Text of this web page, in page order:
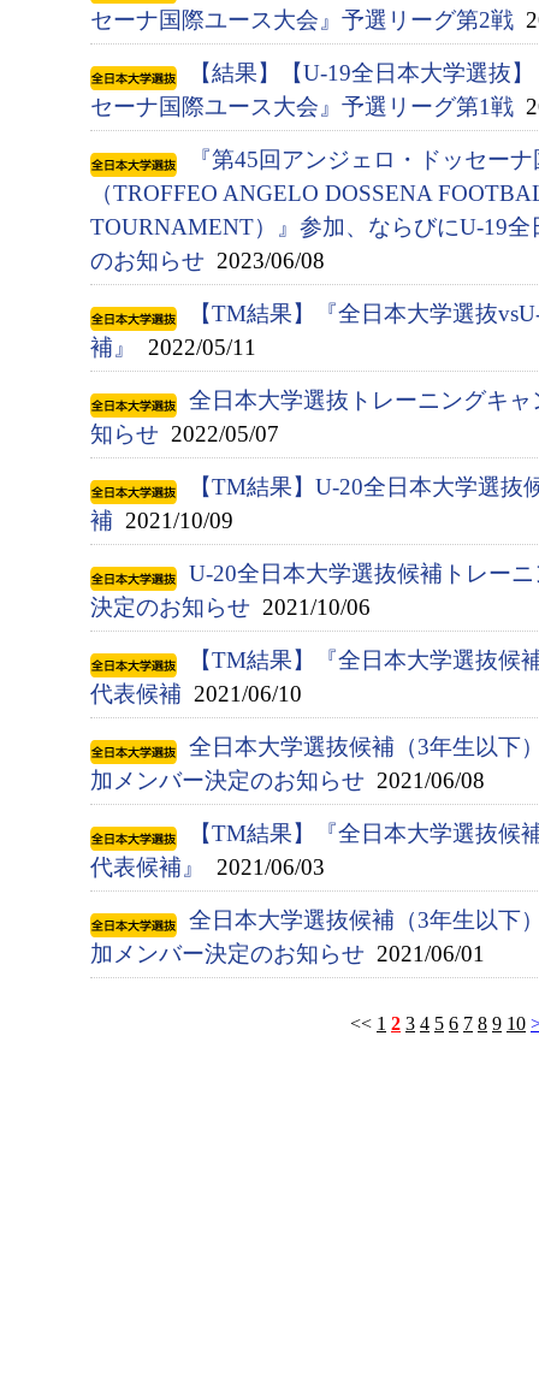
セーナ国際ユース大会』予選リーグ第2戦
【結果】【U-19全日本大学選抜
セーナ国際ユース大会』予選リーグ第1戦
『第45回アンジェロ・ドッセー
（TROFFEO ANGELO DOSSENA
TOURNAMENT）』参加、ならびにU-19
のお知らせ 2023/06/08
【TM結果】『全日本大学選抜
補』
2022/05/11
全日本大学選抜トレーニングキ
知らせ 2022/05/07
【TM結果】U-20全日本大学選抜
補 2021/10/09
U-20全日本大学選抜候補トレー
決定のお知らせ 2021/10/06
【TM結果】『全日本大学選抜候
代表候補 2021/06/10
全日本大学選抜候補（3年生以下
加メンバー決定のお知らせ 2021/06/08
【TM結果】『全日本大学選抜候
代表候補』
2021/06/03
全日本大学選抜候補（3年生以下
加メンバー決定のお知らせ 2021/06/01
<< 1 2 3 4 5 6 7 8 9 10